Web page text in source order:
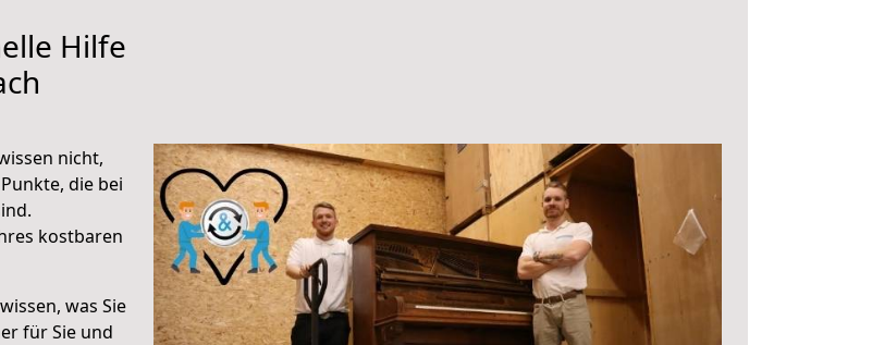
Hilfe
nicht,
die bei
kostbaren
was Sie
für Sie und